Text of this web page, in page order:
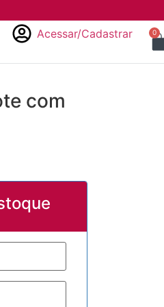
Acessar/Cadastrar 0
com